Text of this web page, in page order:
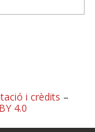
i crèdits –
4.0